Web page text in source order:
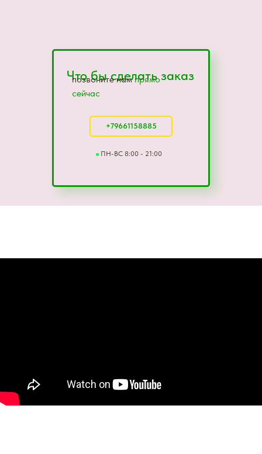
Что бы сделать заказ
позвоните нампрямо
сейчас
ПН-ВС 8:00 - 21:00
+79661158885